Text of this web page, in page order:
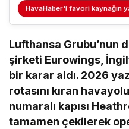
HavaHaber'i favori kaynağın
Lufthansa Grubu’nun
şirketi Eurowings,
bir karar aldı. 2026
rotasını kıran
numaralı kapısı
tamamen çekilerek